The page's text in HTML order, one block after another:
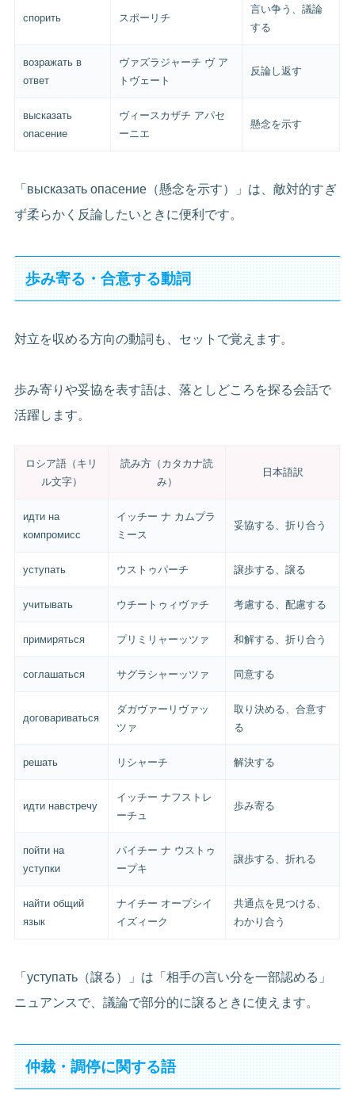
спорить スポーリチ
言い争う、議論
する
возражать в
ответ
ヴァズラジャーチ ヴ ア
トヴェート
反論し返す
высказать
опасение
ヴィースカザチ アパセ
ーニエ
懸念を示す
「высказать опасение（懸念を示す）」は、敵対的すぎ
ず柔らかく反論したいときに便利です。
歩み寄る・合意する動詞
対立を収める方向の動詞も、セットで覚えます。
歩み寄りや妥協を表す語は、落としどころを探る会話で
活躍します。
ロシア語（キリ
ル文字）
読み方（カタカナ読
み）
日本語訳
идти на
компромисс
イッチー ナ カムプラ
ミース
妥協する、折り合う
уступать ウストゥパーチ 譲歩する、譲る
учитывать ウチートゥィヴァチ 考慮する、配慮する
примиряться プリミリャーッツァ 和解する、折り合う
соглашаться サグラシャーッツァ 同意する
договариваться
ダガヴァーリヴァッ
ツァ
取り決める、合意す
る
решать リシャーチ 解決する
идти навстречу
イッチー ナフストレ
ーチュ
歩み寄る
пойти на
уступки
パイチー ナ ウストゥ
ープキ
譲歩する、折れる
найти общий
язык
ナイチー オープシイ
イズィーク
共通点を見つける、
わかり合う
「уступать（譲る）」は「相手の言い分を一部認める」
ニュアンスで、議論で部分的に譲るときに使えます。
仲裁・調停に関する語